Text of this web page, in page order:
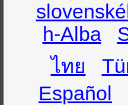
h-Alba
ไทย
Español